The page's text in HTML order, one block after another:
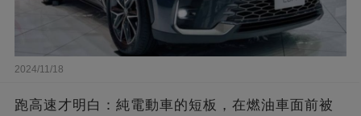
2024/11/18
跑高速才明白：純電動車的短板，在燃油車面前被